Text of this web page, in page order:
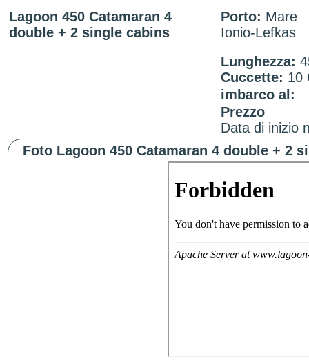
Lagoon 450 Catamaran 4
double + 2 single cabins
Porto: Mare
Ionio-Lefkas
Lunghezza:
Cuccette: 10
imbarco al:
Prezzo
Data di inizio
Foto Lagoon 450 Catamaran 4 double + 2